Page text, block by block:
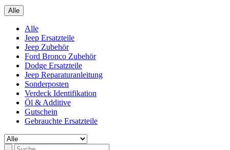
Alle
Alle
Jeep Ersatzteile
Jeep Zubehör
Ford Bronco Zubehör
Dodge Ersatzteile
Jeep Reparaturanleitung
Sonderposten
Verdeck Identifikation
Öl & Additive
Gutschein
Gebrauchte Ersatzteile